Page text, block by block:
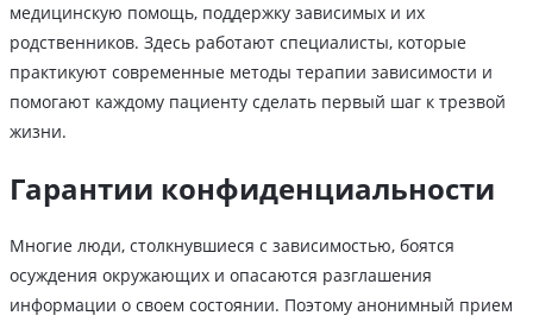
медицинскую помощь, поддержку зависимых и их
родственников. Здесь работают специалисты, которые
практикуют современные методы терапии зависимости и
помогают каждому пациенту сделать первый шаг к трезвой
жизни.
Гарантии конфиденциальности
Многие люди, столкнувшиеся с зависимостью, боятся
осуждения окружающих и опасаются разглашения
информации о своем состоянии. Поэтому анонимный прием